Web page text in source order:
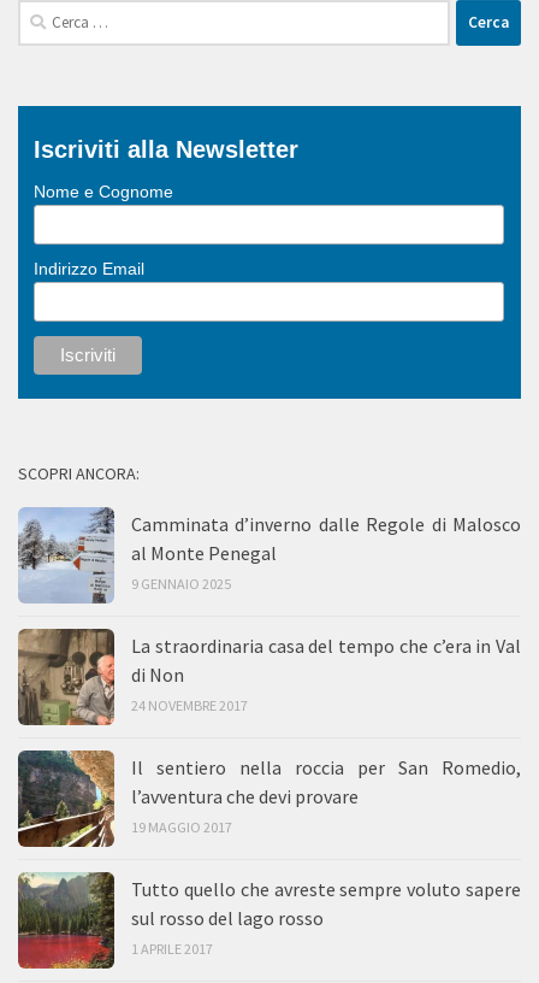
Ricerca
per:
Iscriviti alla Newsletter
Nome e Cognome
Indirizzo Email
SCOPRI ANCORA:
Camminata d’inverno dalle Regole di Malosco
al Monte Penegal
9 GENNAIO 2025
La straordinaria casa del tempo che c’era in Val
di Non
24 NOVEMBRE 2017
Il sentiero nella roccia per San Romedio,
l’avventura che devi provare
19 MAGGIO 2017
Tutto quello che avreste sempre voluto sapere
sul rosso del lago rosso
1 APRILE 2017